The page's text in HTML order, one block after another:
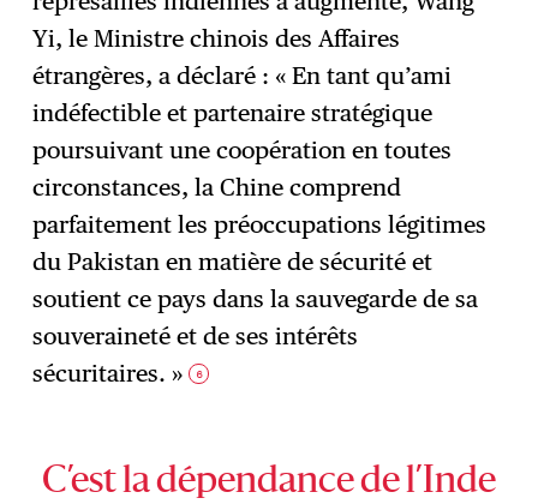
Yi, le Ministre chinois des Affaires
étrangères, a déclaré : « En tant qu’ami
indéfectible et partenaire stratégique
poursuivant une coopération en toutes
circonstances, la Chine comprend
parfaitement les préoccupations légitimes
du Pakistan en matière de sécurité et
soutient ce pays dans la sauvegarde de sa
souveraineté et de ses intérêts
sécuritaires. » 6
C’est la dépendance de l’Inde